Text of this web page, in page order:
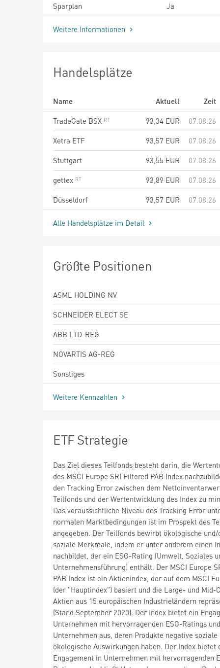
Sparplan
Ja
Weitere Informationen
Handelsplätze
Name Aktuell
Zeit
TradeGate BSX
93,34 EUR
07.08.26
Xetra ETF
93,57 EUR
07.08.26
Stuttgart
93,55 EUR
07.08.26
gettex
93,89 EUR
07.08.26
Düsseldorf
93,57 EUR 07.08.26
Alle Handelsplätze im Detail
Größte Positionen
ASML HOLDING NV
SCHNEIDER ELECT SE
ABB LTD-REG
NOVARTIS AG-REG
Sonstiges
Weitere Kennzahlen
ETF Strategie
Das Ziel dieses Teilfonds besteht darin, die
des MSCI Europe SRI Filtered PAB Index
den Tracking Error zwischen dem
Teilfonds und der Wertentwicklung des Index zu
Das voraussichtliche Niveau des Tracking Error
normalen Marktbedingungen ist im Prospekt des
angegeben. Der Teilfonds bewirbt ökologische
soziale Merkmale, indem er unter anderem einen
nachbildet, der ein ESG-Rating (Umwelt, Soziales
Unternehmensführung) enthält. Der MSCI Europe
PAB Index ist ein Aktienindex, der auf dem MSCI
(der "Hauptindex") basiert und die Large- und Mid-
Aktien aus 15 europäischen Industrieländern
(Stand September 2020). Der Index bietet ein
Unternehmen mit hervorragenden ESG-Ratings
Unternehmen aus, deren Produkte negative soziale
ökologische Auswirkungen haben. Der Index bietet
Engagement in Unternehmen mit hervorragenden